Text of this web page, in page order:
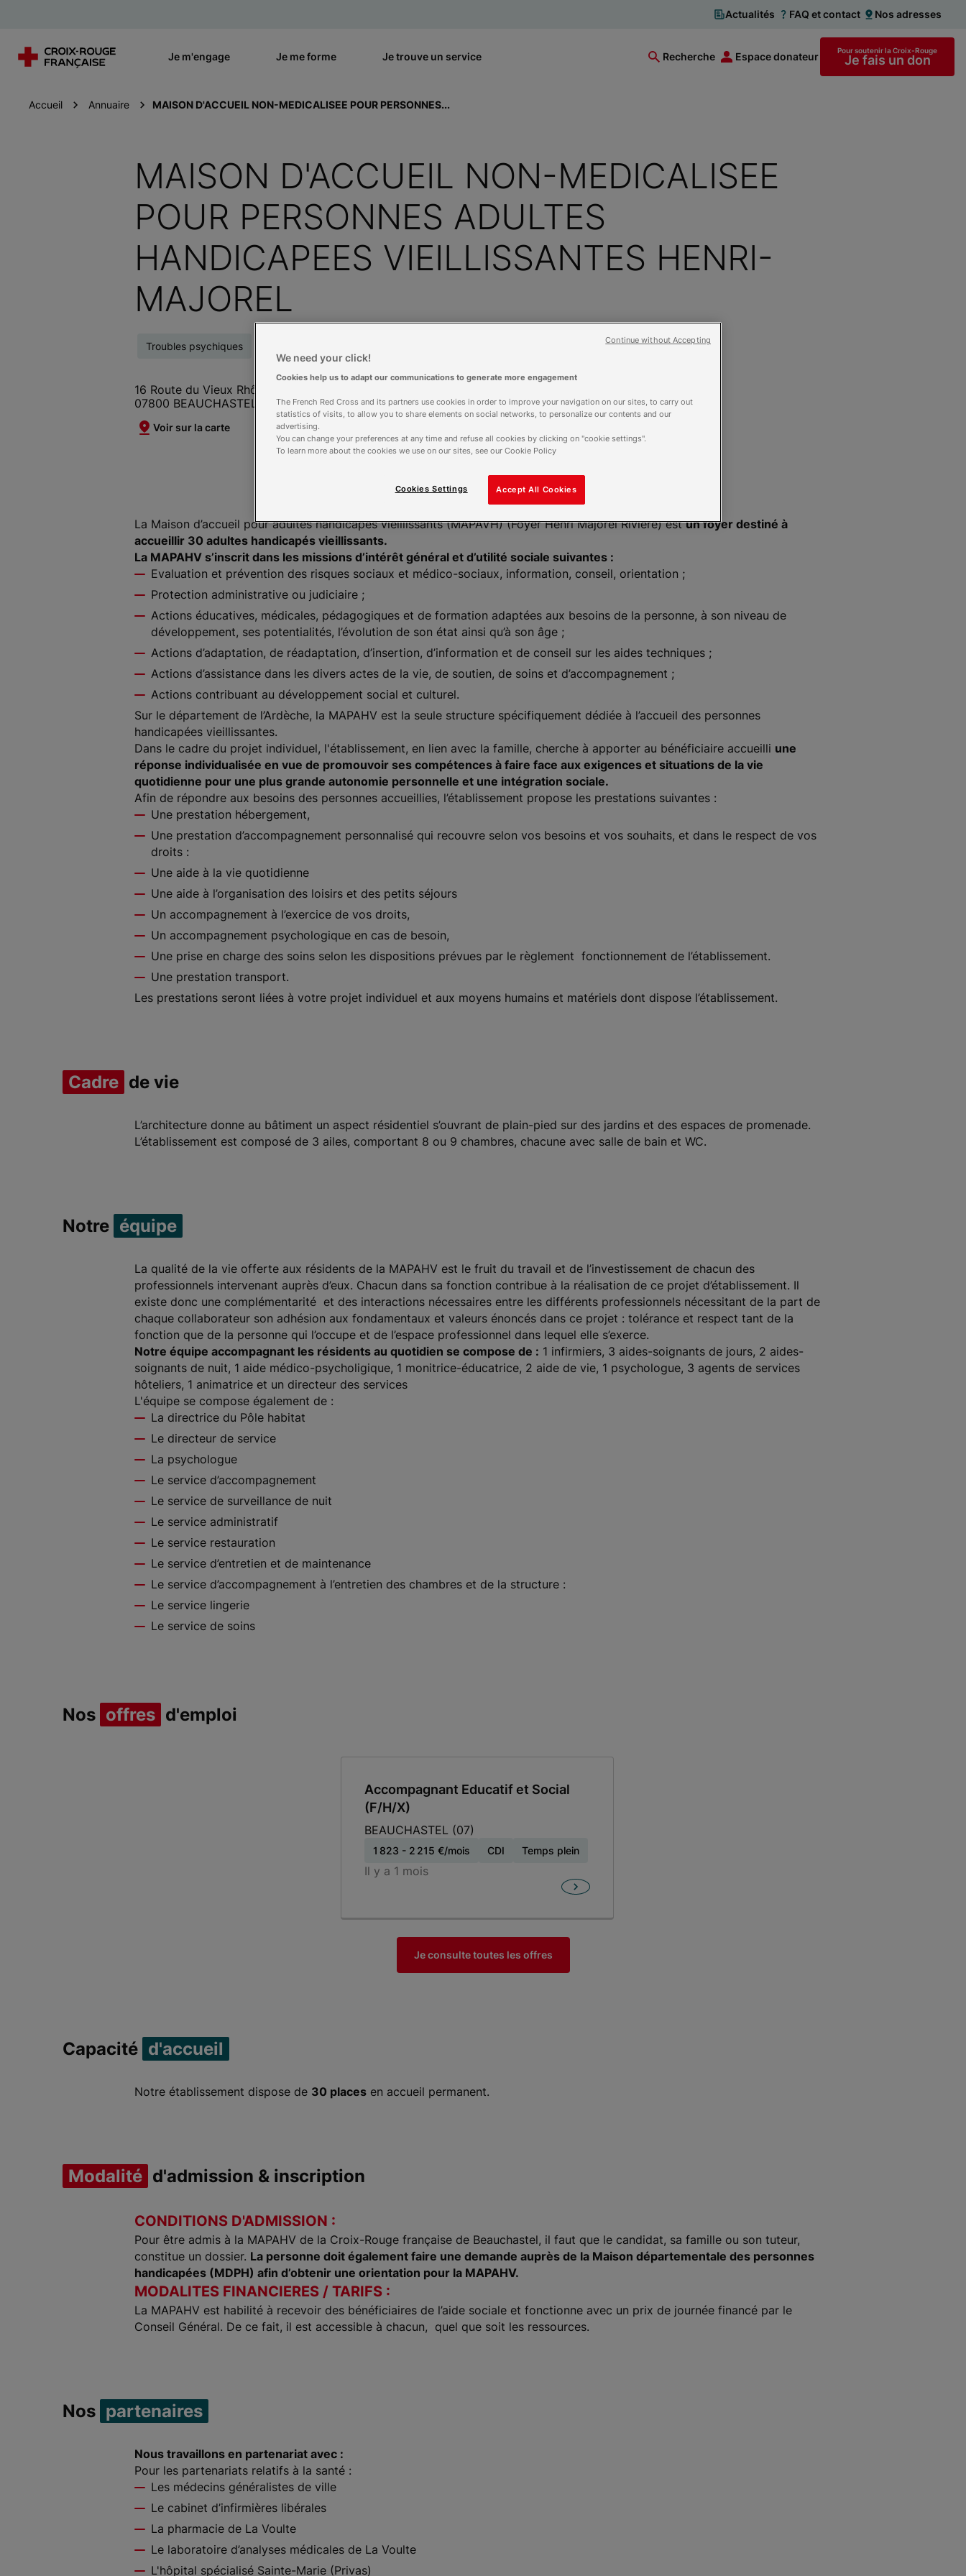
Actualités FAQ et contact Nos adresses
Je m'engage Je me forme Je trouve un service Recherche Espace donateur Pour soutenir la Croix-Rouge
Je fais un don
Accueil Annuaire MAISON D'ACCUEIL NON-MEDICALISEE POUR PERSONNES...
MAISON D'ACCUEIL NON-MEDICALISEE
POUR PERSONNES ADULTES
HANDICAPEES VIEILLISSANTES HENRI-
MAJOREL
Troubles psychiques
16 Route du Vieux Rhône
07800 BEAUCHASTEL
Voir sur la carte
04 75 62 20 44
Contacter par mail
00h00 - 23h59
Ouvert aujourd'hui
La Maison d’accueil pour adultes handicapés vieillissants (MAPAVH) (Foyer Henri Majorel Rivière) estun foyer destiné à
accueillir 30 adultes handicapés vieillissants.
La MAPAHV s’inscrit dans les missions d’intérêt général et d’utilité sociale suivantes :
Evaluation et prévention des risques sociaux et médico-sociaux, information, conseil, orientation ;
Protection administrative ou judiciaire ;
Actions éducatives, médicales, pédagogiques et de formation adaptées aux besoins de la personne, à son niveau de
développement, ses potentialités, l’évolution de son état ainsi qu’à son âge ;
Actions d’adaptation, de réadaptation, d’insertion, d’information et de conseil sur les aides techniques ;
Actions d’assistance dans les divers actes de la vie, de soutien, de soins et d’accompagnement ;
Actions contribuant au développement social et culturel.
Sur le département de l’Ardèche, la MAPAHV est la seule structure spécifiquement dédiée à l’accueil des personnes
handicapées vieillissantes.
Dans le cadre du projet individuel, l'établissement, en lien avec la famille, cherche à apporter au bénéficiaire accueilli une
réponse individualisée en vue de promouvoir ses compétences à faire face aux exigences et situations de la vie
quotidienne pour une plus grande autonomie personnelle et une intégration sociale.
Afin de répondre aux besoins des personnes accueillies, l’établissement propose les prestations suivantes :
Une prestation hébergement,
Une prestation d’accompagnement personnalisé qui recouvre selon vos besoins et vos souhaits, et dans le respect de vos
droits :
Une aide à la vie quotidienne
Une aide à l’organisation des loisirs et des petits séjours
Un accompagnement à l’exercice de vos droits,
Un accompagnement psychologique en cas de besoin,
Une prise en charge des soins selon les dispositions prévues par le règlement fonctionnement de l’établissement.
Une prestation transport.
Les prestations seront liées à votre projet individuel et aux moyens humains et matériels dont dispose l’établissement.
Cadre de vie
L’architecture donne au bâtiment un aspect résidentiel s’ouvrant de plain-pied sur des jardins et des espaces de promenade.
L’établissement est composé de 3 ailes, comportant 8 ou 9 chambres, chacune avec salle de bain et WC.
Notre équipe
La qualité de la vie offerte aux résidents de la MAPAHV est le fruit du travail et de l’investissement de chacun des
professionnels intervenant auprès d’eux. Chacun dans sa fonction contribue à la réalisation de ce projet d’établissement. Il
existe donc une complémentarité et des interactions nécessaires entre les différents professionnels nécessitant de la part de
chaque collaborateur son adhésion aux fondamentaux et valeurs énoncés dans ce projet : tolérance et respect tant de la
fonction que de la personne qui l’occupe et de l’espace professionnel dans lequel elle s’exerce.
Notre équipe accompagnant les résidents au quotidien se compose de : 1 infirmiers, 3 aides-soignants de jours, 2 aides-
soignants de nuit, 1 aide médico-psycholigique, 1 monitrice-éducatrice, 2 aide de vie, 1 psychologue, 3 agents de services
hôteliers, 1 animatrice et un directeur des services
L'équipe se compose également de :
La directrice du Pôle habitat
Le directeur de service
La psychologue
Le service d’accompagnement
Le service de surveillance de nuit
Le service administratif
Le service restauration
Le service d’entretien et de maintenance
Le service d’accompagnement à l’entretien des chambres et de la structure :
Le service lingerie
Le service de soins
Nos offres d'emploi
Accompagnant Educatif et Social
(F/H/X)
BEAUCHASTEL (07)
1 823 - 2 215 €/mois CDI Temps plein
Il y a 1 mois
Je consulte toutes les offres
Capacité d'accueil
Notre établissement dispose de 30 places en accueil permanent.
Modalité d'admission & inscription
CONDITIONS D'ADMISSION :
Pour être admis à la MAPAHV de la Croix-Rouge française de Beauchastel, il faut que le candidat, sa famille ou son tuteur,
constitue un dossier. La personne doit également faire une demande auprès de la Maison départementale des personnes
handicapées (MDPH) afin d’obtenir une orientation pour la MAPAHV.
MODALITES FINANCIERES / TARIFS :
La MAPAHV est habilité à recevoir des bénéficiaires de l’aide sociale et fonctionne avec un prix de journée financé par le
Conseil Général. De ce fait, il est accessible à chacun, quel que soit les ressources.
Nos partenaires
Nous travaillons en partenariat avec :
Pour les partenariats relatifs à la santé :
Les médecins généralistes de ville
Le cabinet d’infirmières libérales
La pharmacie de La Voulte
Le laboratoire d’analyses médicales de La Voulte
L'hôpital spécialisé Sainte-Marie (Privas)
We need your click!
Cookies help us to adapt our communications to generate more engagement
The French Red Cross and its partners use cookies in order to improve your navigation on our sites, to carry out
statistics of visits, to allow you to share elements on social networks, to personalize our contents and our
advertising.
You can change your preferences at any time and refuse all cookies by clicking on "cookie settings".
To learn more about the cookies we use on our sites, see our Cookie Policy
Accept All Cookies
Cookies Settings
Continue without Accepting